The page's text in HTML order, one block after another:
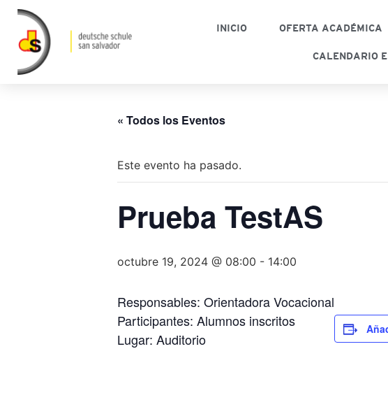
INICIO OFERTA ACADÉMICA
CALENDARIO
« Todos los Eventos
Este evento ha pasado.
Prueba TestAS
octubre 19, 2024 @ 08:00 - 14:00
Responsables: Orientadora Vocacional
Participantes: Alumnos inscritos
Lugar: Auditorio